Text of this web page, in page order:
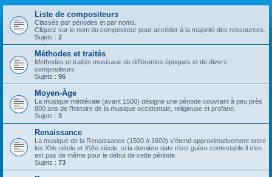
Liste de compositeurs
Classés par périodes et par noms.
Cliquez sur le nom du compositeur pour accéder à la majorité des ressources.
Sujets : 2
Méthodes et traités
Méthodes et traités musicaux de différentes époques et de divers
compositeurs
Sujets : 96
Moyen-Âge
La musique médiévale (avant 1500) désigne une période couvrant à peu près
800 ans de l'histoire de la musique occidentale, religieuse et profane.
Sujets : 3
Renaissance
La musique de la Renaissance (1500 à 1600) s’étend approximativement entre
les XVe siècle et XVIe siècle. si la dernière date n'est guère contestable il n'en
est pas de même pour le début de cette période.
Sujets : 73